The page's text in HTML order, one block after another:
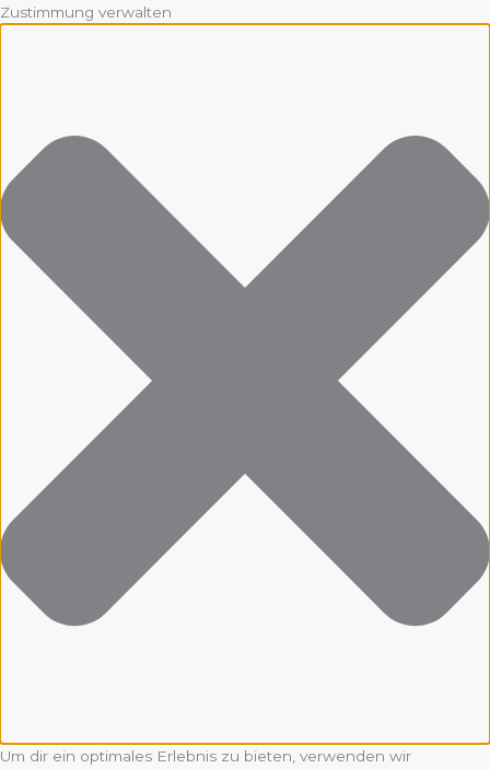
Zustimmung verwalten
Um dir ein optimales Erlebnis zu bieten, verwenden wir